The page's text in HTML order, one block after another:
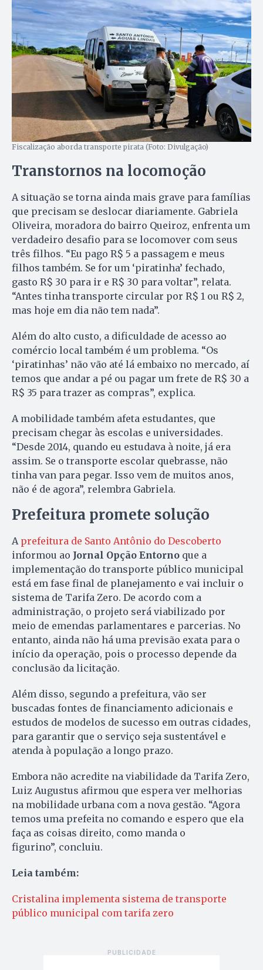
Fiscalização aborda transporte pirata (Foto: Divulgação)
Transtornos na locomoção
A situação se torna ainda mais grave para famílias
que precisam se deslocar diariamente. Gabriela
Oliveira, moradora do bairro Queiroz, enfrenta um
verdadeiro desafio para se locomover com seus
três filhos. “Eu pago R$ 5 a passagem e meus
filhos também. Se for um ‘piratinha’ fechado,
gasto R$ 30 para ir e R$ 30 para voltar”, relata.
“Antes tinha transporte circular por R$ 1 ou R$ 2,
mas hoje em dia não tem nada”.
Além do alto custo, a dificuldade de acesso ao
comércio local também é um problema. “Os
‘piratinhas’ não vão até lá embaixo no mercado, aí
temos que andar a pé ou pagar um frete de R$ 30 a
R$ 35 para trazer as compras”, explica.
A mobilidade também afeta estudantes, que
precisam chegar às escolas e universidades.
“Desde 2014, quando eu estudava à noite, já era
assim. Se o transporte escolar quebrasse, não
tinha van para pegar. Isso vem de muitos anos,
não é de agora”, relembra Gabriela.
Prefeitura promete solução
A prefeitura de Santo Antônio do Descoberto
informou ao Jornal Opção Entorno que a
implementação do transporte público municipal
está em fase final de planejamento e vai incluir o
sistema de Tarifa Zero. De acordo com a
administração, o projeto será viabilizado por
meio de emendas parlamentares e parcerias. No
entanto, ainda não há uma previsão exata para o
início da operação, pois o processo depende da
conclusão da licitação.
Além disso, segundo a prefeitura, vão ser
buscadas fontes de financiamento adicionais e
estudos de modelos de sucesso em outras cidades,
para garantir que o serviço seja sustentável e
atenda à população a longo prazo.
Embora não acredite na viabilidade da Tarifa Zero,
Luiz Augustus afirmou que espera ver melhorias
na mobilidade urbana com a nova gestão. “Agora
temos uma prefeita no comando e espero que ela
faça as coisas direito, como manda o
figurino”, concluiu.
Leia também:
Cristalina implementa sistema de transporte
público municipal com tarifa zero